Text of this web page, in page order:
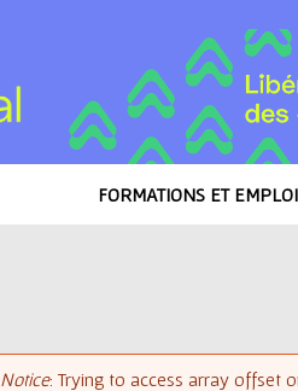
FORMATIONS ET
Notice: Trying to access array offset